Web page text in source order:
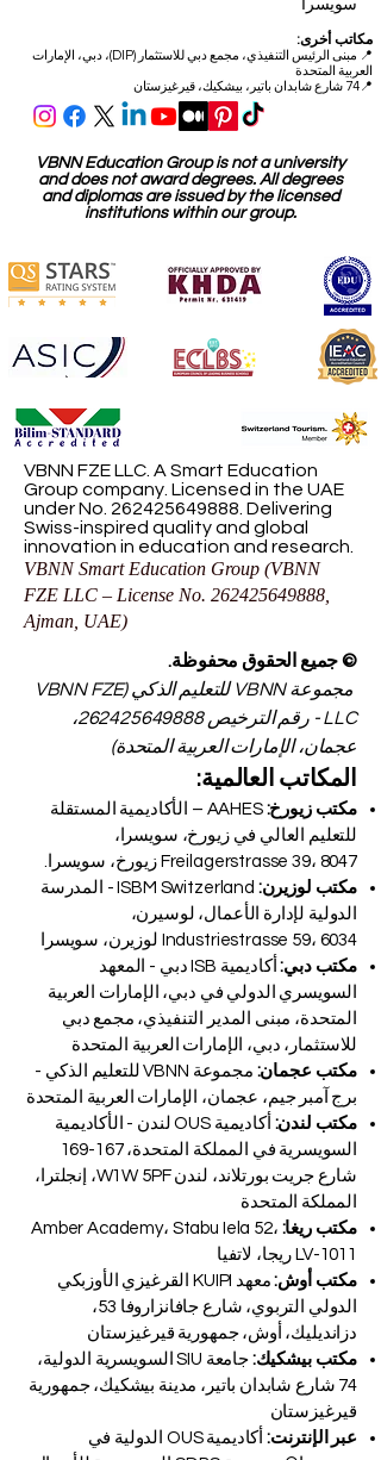
سويسرا
مكاتب أخرى:
📍
مبنى الرئيس التنفيذي، مجمع دبي للاستثمار (DIP)، دبي، الإمارات
العربية المتحدة
📍74 شارع شابدان باتير، بيشكيك، قيرغيزستان
VBNN Education Group is not a university
and does not award degrees. All degrees
and diplomas are issued by the licensed
institutions within our group.
VBNN FZE LLC. A Smart Education
Group company. Licensed in the UAE
under No. 262425649888 . Delivering
Swiss-inspired quality and global
innovation in education and research.
VBNN Smart Education Group (VBNN
FZE LLC – License No. 262425649888
Ajman, UAE)
© جميع الحقوق محفوظة.
مجموعة VBNN للتعليم الذكي (VBNN FZE
LLC - رقم الترخيص
262425649888،
عجمان، الإمارات العربية المتحدة)
المكاتب العالمية:
مكتب زيورخ:
AAHES – الأكاديمية المستقلة
للتعليم العالي في زيورخ، سويسرا،
Freilagerstrasse 39، 8047 زيورخ، سويسرا.
مكتب لوزيرن:
ISBM Switzerland - المدرسة
الدولية لإدارة الأعمال، لوسيرن،
Industriestrasse 59، 6034 لوزيرن، سويسرا
مكتب دبي:
أكاديمية ISB دبي - المعهد
السويسري الدولي في دبي، الإمارات العربية
المتحدة، مبنى المدير التنفيذي، مجمع دبي
للاستثمار، دبي، الإمارات العربية المتحدة
مكتب عجمان:
مجموعة VBNN للتعليم الذكي -
برج آمبر جيم، عجمان، الإمارات العربية المتحدة
مكتب لندن:
أكاديمية OUS لندن - الأكاديمية
السويسرية في المملكة المتحدة، 167-169
شارع جريت بورتلاند، لندن W1W 5PF، إنجلترا،
المملكة المتحدة
مكتب ريغا: Amber Academy، Stabu Iela 52،
LV-1011 ريجا، لاتفيا
مكتب أوش:
معهد KUIPI القرغيزي الأوزبكي
الدولي التربوي، شارع جافانزاروفا 53،
دزانديليك، أوش، جمهورية قيرغيزستان
مكتب بيشكيك:
جامعة SIU السويسرية الدولية،
74 شارع شابدان باتير، مدينة بيشكيك، جمهورية
قيرغيزستان
عبر الإنترنت:
أكاديمية OUS الدولية في